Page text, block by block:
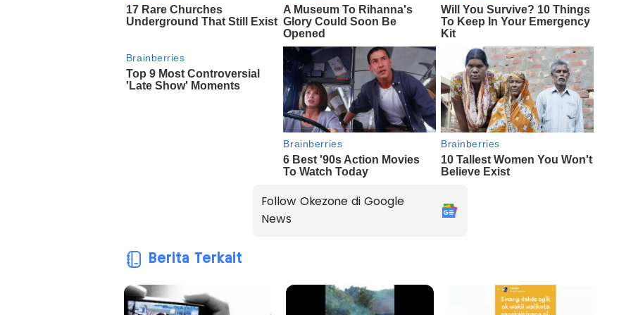
Follow Okezone di Google
News
Berita Terkait